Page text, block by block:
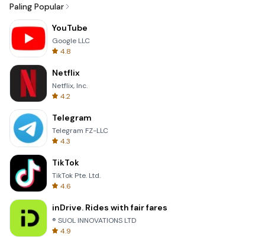
Paling Popular
YouTube
Google LLC
4.8
Netflix
Netflix, Inc.
4.2
Telegram
Telegram FZ-LLC
4.3
TikTok
TikTok Pte. Ltd.
4.6
inDrive. Rides with fair fares
® SUOL INNOVATIONS LTD
4.9